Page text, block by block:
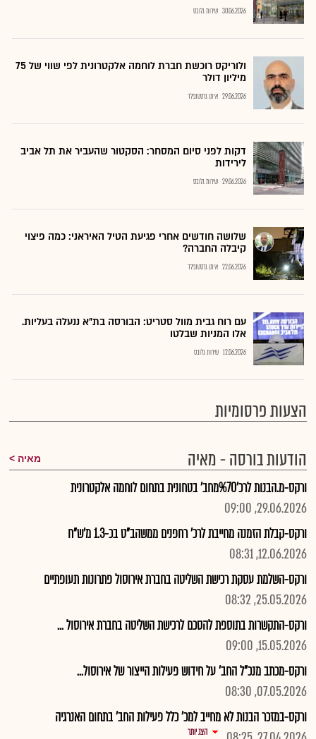
30.06.2026 שירות גלובס
ולוריקס רוכשת חברת לוחמה אלקטרונית לפי שווי של 75
מיליון דולר
29.06.2026 איתן גרסטנפלד
דקות לפני סיום המסחר: הסקטור שהעביר את תל אביב
לירידות
29.06.2026 שירות גלובס
שלושה חודשים אחרי פגיעת הטיל האיראני: כמה פיצוי
קיבלה החברה?
22.06.2026 איתן גרסטנפלד
עם רוח גבית מוול סטריט: הבורסה בת"א ננעלה בעליות.
אלו המניות שבלטו
12.06.2026 שירות גלובס
הצעות פרסומיות
הודעות בורסה - מאיה
מאיה
ורקס-מ.הבנות לרכ'%70מחב' בטחונית בתחום לוחמה אלקטרונית
29.06.2026, 09:00
ורקס-קבלת הזמנה מחייבת לרכ' רחפנים ממשהב"ט בכ-1.3 מ'ש"ח
12.06.2026, 08:31
ורקס-השלמת עסקת רכישת השליטה בחברת אירוסול פתרונות תעופתיים
25.05.2026, 08:32
ורקס-התקשרות בתוספת להסכם לרכישת השליטה בחברת אירוסול ...
15.05.2026, 09:00
ורקס-מכתב מנכ"ל החב' על חידוש פעילות הייצור של אירוסול...
07.05.2026, 08:30
ורקס-במזכר הבנות לא מחייב למכ' כלל פעילות החב' בתחום האנרגיה
הצג יותר